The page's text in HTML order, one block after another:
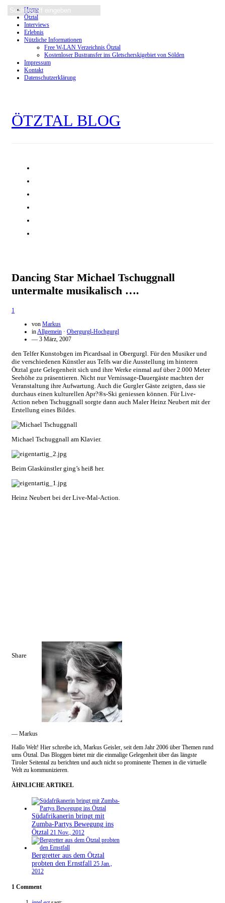
Home
Ötztal
Interviews
Erlebnis
Nützliche Informationen
Free W-LAN Verzeichnis Ötztal
Kostenloser Bustransfer ins Gletscherskigebiet von Sölden
Impressum
Kontakt
Datenschutzerklärung
ÖTZTAL BLOG
Dancing Star Michael Tschuggnall
untermalte musikalisch ….
1
von Markus
in Allgemein · Obergurgl-Hochgurgl
— 3 März, 2007
den Telfer Kunstobgen im Picardsaal in Obergurgl. Für den Musiker und
die verschiedenen Künstler aus Telfs war die Ausstellung im hinteren
Ötztal gute Gelegenheit sich und ihre Werke einmal auf über 2.000 Meter
Seehöhe zu präsentieren. Nicht nur Vernissage-Dauergäste machten der
Veranstaltung ihre Aufwartung. Auch die Gurgler Gäste zeigten, dass sie
durchaus einen kulturellen Apr?®s-Ski geniessen können. Für Live-
Action neben Tschuggnall sorgte dann auch Maler Heinz Neubert mit der
Erstellung eines Bildes.
Michael Tschuggnall am Klavier.
Beim Glaskünstler ging’s heiß her.
Heinz Neubert bei der Live-Mal-Action.
Share
— Markus
Hallo Welt! Hier schreibe ich, Markus Geisler, seit dem Jahr 2006 über Themen rund
ums Ötztal. Das Bloggen bietet mir die einmalige Gelegenheit über das längste
Tiroler Seitental zu berichten und auch nicht so prominente Themen in die virtuelle
Welt zu kommunizieren.
ÄHNLICHE ARTIKEL
Südafrikanerin bringt mit
Zumba-Partys Bewegung ins
Ötztal 21 Nov., 2012
Bergretter aus dem Ötztal
probten den Ernstfall 25 Jan.,
2012
1 Comment